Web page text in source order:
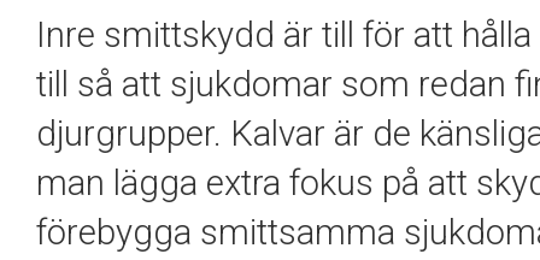
Inre smittskydd är till för att
till så att sjukdomar som redan
djurgrupper. Kalvar är de
man lägga extra fokus på att
förebygga smittsamma